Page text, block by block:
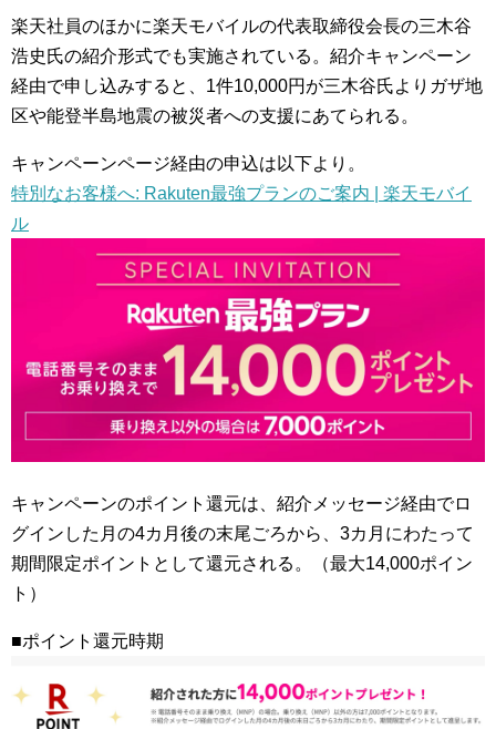
楽天社員のほかに楽天モバイルの代表取締役会長の三木谷
浩史氏の紹介形式でも実施されている。紹介キャンペーン
経由で申し込みすると、1件10,000円が三木谷氏よりガザ地
区や能登半島地震の被災者への支援にあてられる。
キャンペーンページ経由の申込は以下より。
特別なお客様へ: Rakuten最強プランのご案内 | 楽天モバイ
ル
キャンペーンのポイント還元は、紹介メッセージ経由でロ
グインした月の4カ月後の末尾ごろから、3カ月にわたって
期間限定ポイントとして還元される。（最大14,000ポイン
ト）
■ポイント還元時期